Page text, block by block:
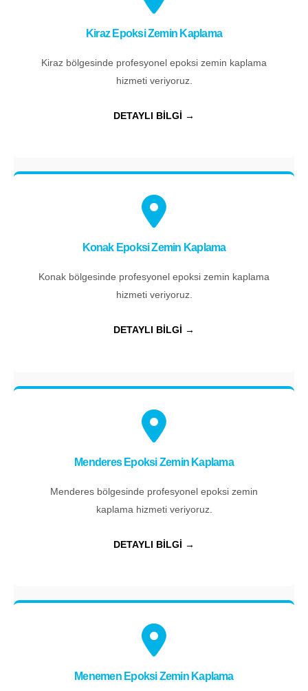
Kiraz Epoksi Zemin Kaplama
Kiraz bölgesinde profesyonel epoksi zemin kaplama
hizmeti veriyoruz.
DETAYLI BİLGİ →
Konak Epoksi Zemin Kaplama
Konak bölgesinde profesyonel epoksi zemin kaplama
hizmeti veriyoruz.
DETAYLI BİLGİ →
Menderes Epoksi Zemin Kaplama
Menderes bölgesinde profesyonel epoksi zemin
kaplama hizmeti veriyoruz.
DETAYLI BİLGİ →
Menemen Epoksi Zemin Kaplama